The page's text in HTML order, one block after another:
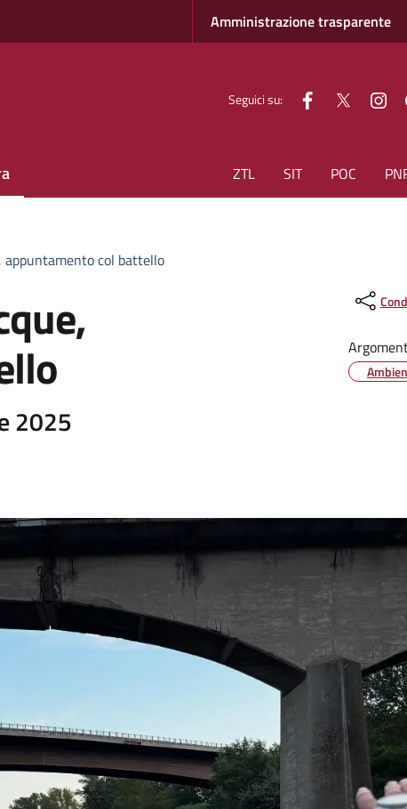
Amministrazione trasparente
Seguici su: facebook
Twitter
ZTL SIT POC
appuntamento col battello
2025